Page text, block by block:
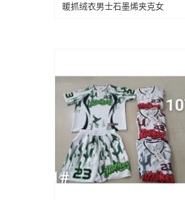
暖抓绒衣男士石墨烯夹克女